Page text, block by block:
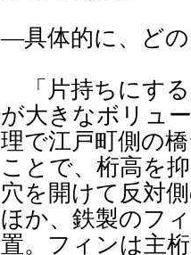
―具体的に、ど
「片持ちにする
が大きなボリュ
理で江戸町側の
ことで、桁高を
穴を開けて反対
ほか、鉄製のフ
置。フィンは主